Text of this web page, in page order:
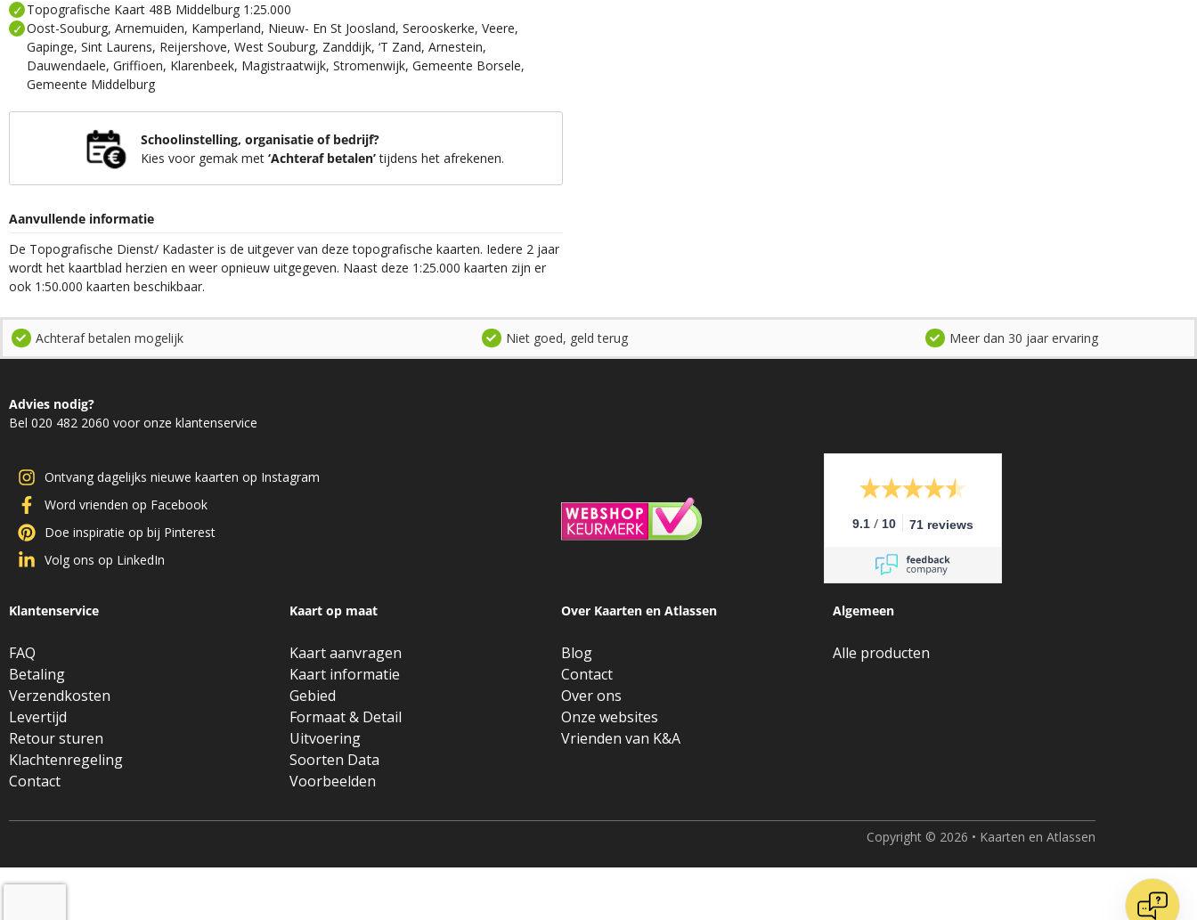
Topografische Kaart 48B Middelburg 1:25.000
Oost-Souburg, Arnemuiden, Kamperland, Nieuw- En St Joosland, Serooskerke, Veere,
Gapinge, Sint Laurens, Reijershove, West Souburg, Zanddijk, ‘T Zand, Arnestein,
Dauwendaele, Griffioen, Klarenbeek, Magistraatwijk, Stromenwijk, Gemeente Borsele,
Gemeente Middelburg
Schoolinstelling, organisatie of bedrijf?
Kies voor gemak met ‘Achteraf betalen’tijdens het afrekenen.
Aanvullende informatie
De Topografische Dienst/ Kadaster is de uitgever van deze topografische kaarten. Iedere 2 jaar
wordt het kaartblad herzien en weer opnieuw uitgegeven. Naast deze 1:25.000 kaarten zijn er
ook 1:50.000 kaarten beschikbaar.
Achteraf betalen mogelijk Niet goed, geld terug Meer dan 30 jaar ervaring
Advies nodig?
Bel 020 482 2060 voor onze klantenservice
Ontvang dagelijks nieuwe kaarten op Instagram
Word vrienden op Facebook
Doe inspiratie op bij Pinterest
Volg ons op LinkedIn
9.1 / 10 71 reviews
Klantenservice
FAQ
Betaling
Verzendkosten
Levertijd
Retour sturen
Klachtenregeling
Contact
Kaart op maat
Kaart aanvragen
Kaart informatie
Gebied
Formaat & Detail
Uitvoering
Soorten Data
Voorbeelden
Over Kaarten en Atlassen
Blog
Contact
Over ons
Onze websites
Vrienden van K&A
Algemeen
Alle producten
Copyright © 2026 • Kaarten en Atlassen